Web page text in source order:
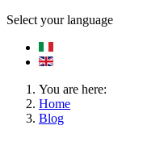
Select your language
You are here:
Home
Blog